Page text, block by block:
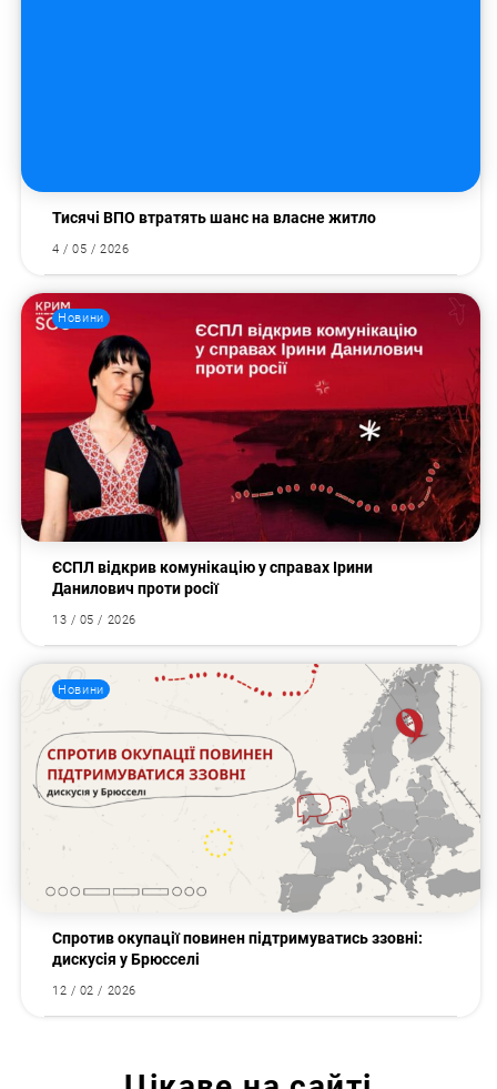
Пошук за запитом:
Тисячі ВПО втратять шанс на власне житло
4 / 05 / 2026
Новини
ЄСПЛ відкрив комунікацію у справах Ірини
Данилович проти росії
13 / 05 / 2026
Новини
Спротив окупації повинен підтримуватись ззовні:
дискусія у Брюсселі
12 / 02 / 2026